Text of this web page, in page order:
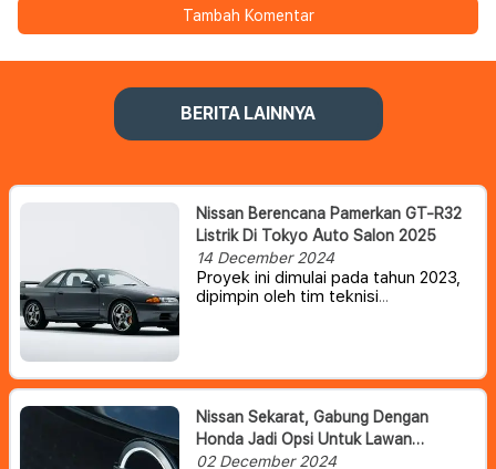
Tambah Komentar
BERITA LAINNYA
Nissan Berencana Pamerkan GT-R32
Listrik Di Tokyo Auto Salon 2025
14 December 2024
Proyek ini dimulai pada tahun 2023,
dipimpin oleh tim teknisi
kembali daya tarik mobil untuk
generasi baru.
Nissan Sekarat, Gabung Dengan
Honda Jadi Opsi Untuk Lawan
Dominasi Pabrikan China
02 December 2024